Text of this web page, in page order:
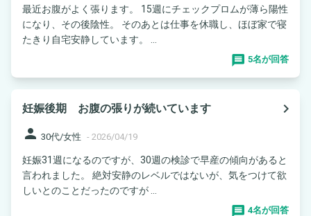
最近お腹がよく張ります。 15週にチェックプロムが薄ら陽性
になり、その後陰性。 そのあとは仕事を休職し、ほぼ家で寝
5名が回答
妊娠後期 お腹の張りが続いています
navigate_next
person 30代/女性 - 2026/04/19
妊娠31週になるのですが、30週の検診で早産の傾向があると
言われました。 絶対安静のレベルではないが、気をつけて欲
しいとのことだったのですが ...
4名が回答